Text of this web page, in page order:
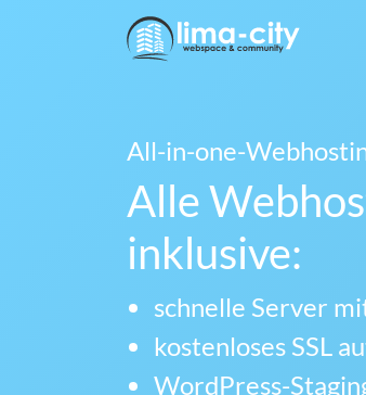
All-in-one-
Alle
inklusive:
schnelle Server
kostenloses SSL
WordPress-